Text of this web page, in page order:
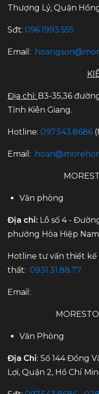
Thượng Lý, Quận
Sđt: 096.1993.555
Email:
Địa chỉ: B3-35,36
Tỉnh Kiên Giang.
Hotline: 097.543.8686
Email:
Văn phòng
Địa chỉ: Lô số 4 -
phường Hòa Hiệp
Hotline tư vấn thiết
thất: 0931.31.88.77
Email:
Văn Phòng
Địa Chỉ: Số 144 Đồng
Lợi, Quận 2, Hồ Chí